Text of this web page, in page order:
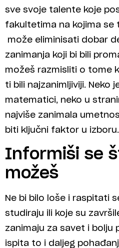
sve svoje talente koje
fakultetima na kojima se
može eliminisati dobar
zanimanja koji bi bili
možeš razmisliti o tome
ti bili najzanimljiviji. Neko
matematici, neko u
najviše zanimala
biti ključni faktor u izboru.
Informiši se
možeš
Ne bi bilo loše i raspitati
studiraju ili koje su
zanimaju za savet i bolju
ispita to i daljeg